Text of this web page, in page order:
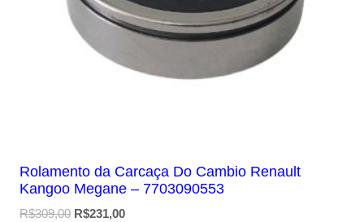
Rolamento da Carcaça Do Cambio Renault
Kangoo Megane – 7703090553
R$309,00 O
R$231,00O